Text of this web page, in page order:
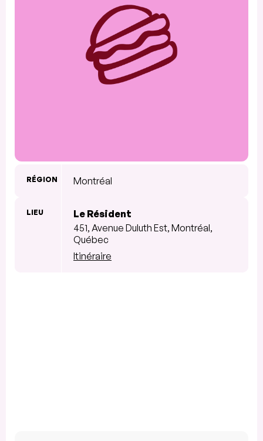
RÉGION Montréal
LIEU
Le Résident
451, Avenue Duluth Est, Montréal,
Québec
Itinéraire